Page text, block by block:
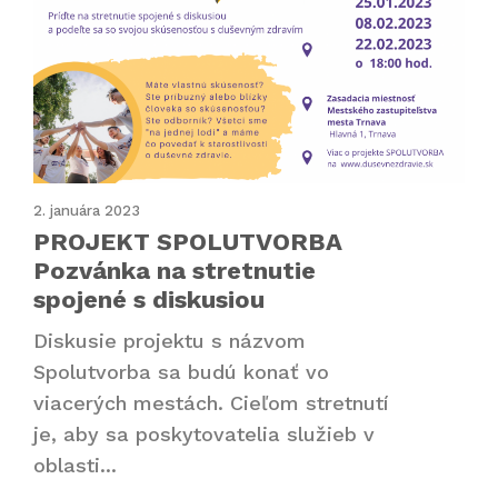
2. januára 2023
PROJEKT SPOLUTVORBA
Pozvánka na stretnutie
spojené s diskusiou
Diskusie projektu s názvom
Spolutvorba sa budú konať vo
viacerých mestách. Cieľom stretnutí
je, aby sa poskytovatelia služieb v
oblasti...